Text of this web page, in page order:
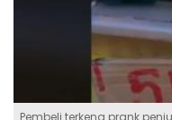
Pembeli terkena prank